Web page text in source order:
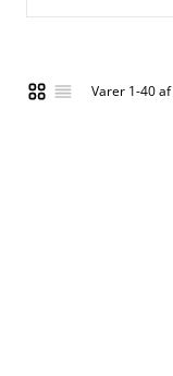
GitterListe Varer 1-40af